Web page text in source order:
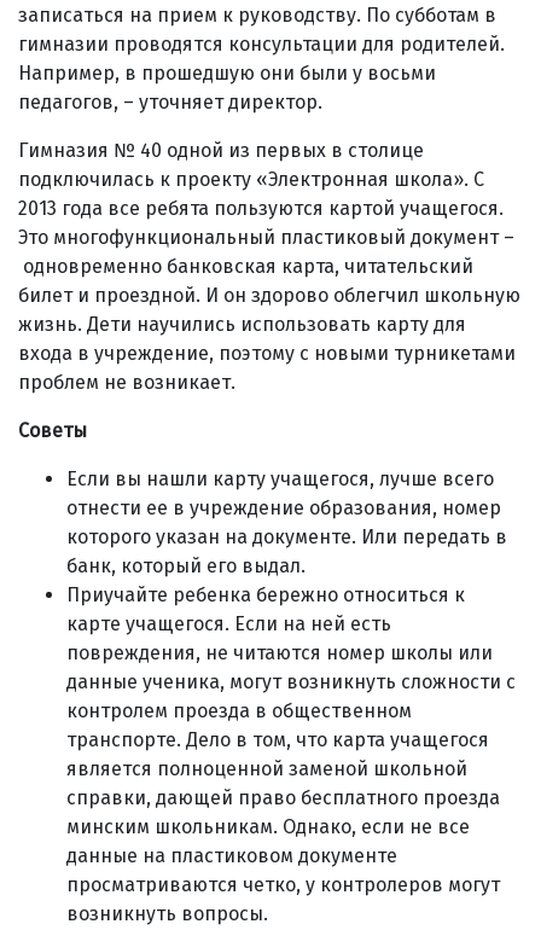
записаться на прием к руководству. По субботам в
гимназии проводятся консультации для родителей.
Например, в прошедшую они были у восьми
педагогов, – уточняет директор.
Гимназия № 40 одной из первых в столице
подключилась к проекту «Электронная школа». С
2013 года все ребята пользуются картой учащегося.
Это многофункциональный пластиковый документ –
одновременно банковская карта, читательский
билет и проездной. И он здорово облегчил школьную
жизнь. Дети научились использовать карту для
входа в учреждение, поэтому с новыми турникетами
проблем не возникает.
Советы
Если вы нашли карту учащегося, лучше всего
отнести ее в учреждение образования, номер
которого указан на документе. Или передать в
банк, который его выдал.
Приучайте ребенка бережно относиться к
карте учащегося. Если на ней есть
повреждения, не читаются номер школы или
данные ученика, могут возникнуть сложности с
контролем проезда в общественном
транспорте. Дело в том, что карта учащегося
является полноценной заменой школьной
справки, дающей право бесплатного проезда
минским школьникам. Однако, если не все
данные на пластиковом документе
просматриваются четко, у контролеров могут
возникнуть вопросы.